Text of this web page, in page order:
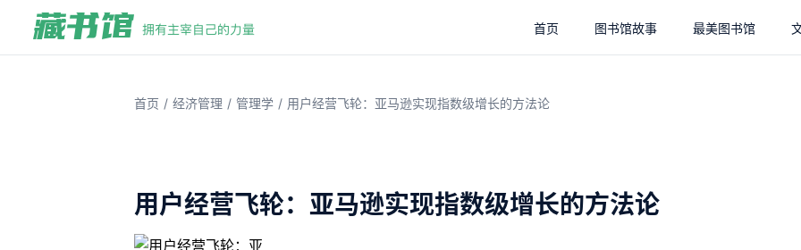
首页 图书馆故事 最美图书馆
首页 / 经济管理 / 管理学 / 用户经营飞轮：亚马逊实现指数级增长的方法论
用户经营飞轮：亚马逊实现指数级增长的方法论